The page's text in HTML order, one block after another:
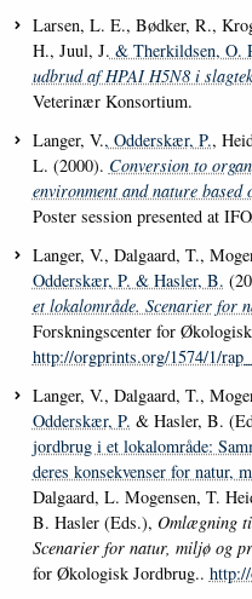
Larsen, L. E., Bødker, R.,
H., Juul, J. & Therkildsen, O.
udbrud af HPAI H5N8 i
Veterinær Konsortium.
Langer, V., Odderskær, P.,
L. (2000). Conversion to
environment and nature
Poster session presented at
Langer, V., Dalgaard, T.,
Odderskær, P. & Hasler, B.
et lokalområde. Scenarier for
Forskningscenter for
http://orgprints.org/1574/1/
Langer, V., Dalgaard, T.,
Odderskær, P. & Hasler, B.
jordbrug i et lokalområde:
deres konsekvenser for natur,
Dalgaard, L. Mogensen, T.
B. Hasler (Eds.), Omlægning
Scenarier for natur, miljø og
for Økologisk Jordbrug..